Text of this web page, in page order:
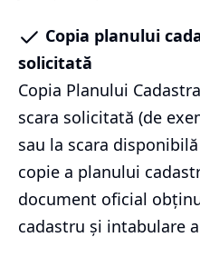
Copia planului
solicitată
Copia Planului
scara solicitată (de
sau la scara
copie a planului
document oficial
cadastru și intabulare